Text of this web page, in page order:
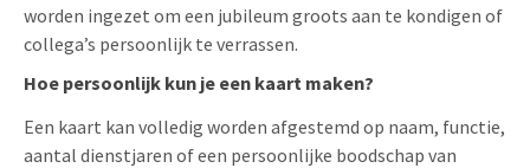
worden ingezet om een jubileum groots aan te kondigen of
collega’s persoonlijk te verrassen.
Hoe persoonlijk kun je een kaart maken?
Een kaart kan volledig worden afgestemd op naam, functie,
aantal dienstjaren of een persoonlijke boodschap van